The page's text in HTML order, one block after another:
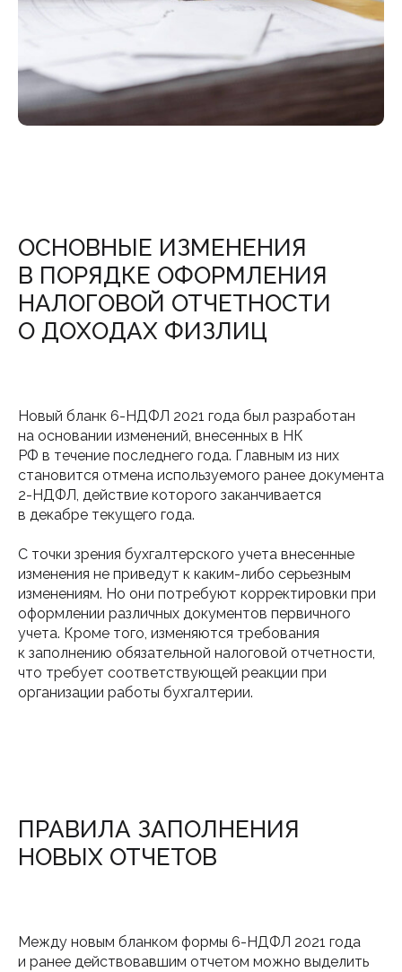
ОСНОВНЫЕ ИЗМЕНЕНИЯ
В ПОРЯДКЕ ОФОРМЛЕНИЯ
НАЛОГОВОЙ ОТЧЕТНОСТИ
О ДОХОДАХ ФИЗЛИЦ
Новый бланк 6-НДФЛ 2021 года был разработан
на основании изменений, внесенных в НК
РФ в течение последнего года. Главным из них
становится отмена используемого ранее документа
2-НДФЛ, действие которого заканчивается
в декабре текущего года.
С точки зрения бухгалтерского учета внесенные
изменения не приведут к каким-либо серьезным
изменениям. Но они потребуют корректировки при
оформлении различных документов первичного
учета. Кроме того, изменяются требования
к заполнению обязательной налоговой отчетности,
что требует соответствующей реакции при
организации работы бухгалтерии.
ПРАВИЛА ЗАПОЛНЕНИЯ
НОВЫХ ОТЧЕТОВ
Между новым бланком формы 6-НДФЛ 2021 года
и ранее действовавшим отчетом можно выделить